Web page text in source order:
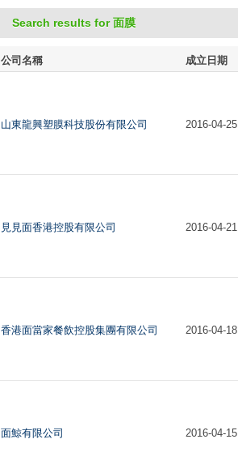
Search results for 面膜
公司名稱 成立日期
山東龍興塑膜科技股份有限公司 2016-04-25
見見面香港控股有限公司 2016-04-21
香港面當家餐飲控股集團有限公司 2016-04-18
面鯨有限公司 2016-04-15